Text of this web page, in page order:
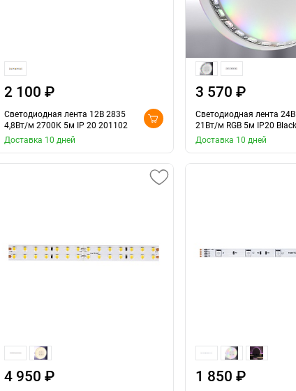
2 100 ₽
Светодиодная лента 12В 2835
4,8Вт/м 2700К 5м IP 20 201102
Доставка 10 дней
3 570 ₽
Светодиодная лента
21Вт/м RGB 5м IP20 Black
Доставка 10 дней
4 950 ₽ 1 850 ₽